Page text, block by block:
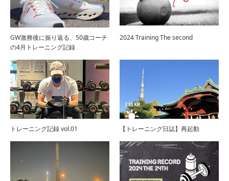
GW激務後に振り返る、50歳コーチ
の4月トレーニング記録
2024 Training The second
トレーニング記録 vol.01 【トレーニング日誌】再起動